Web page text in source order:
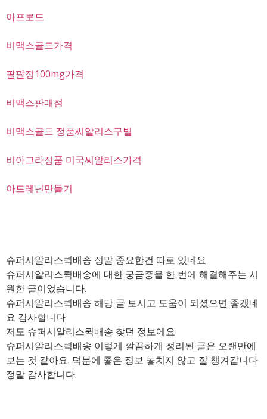
아프로드
비맥스골드가격
팔팔정100mg가격
비맥스판매점
비맥스골드 정품씨알리스구별
비아그라정품 미국씨알리스가격
아드레닌만들기
슈퍼시알리스퀵배송 정말 중요한건 따로 있네요
슈퍼시알리스퀵배송에 대한 궁금증을 한 번에 해결해주는 시
원한 글이었습니다.
슈퍼시알리스퀵배송 해당 글 보시고 도움이 되셨으면 좋겠네
요 감사합니다
저도 슈퍼시알리스퀵배송 찾던 정보에요
슈퍼시알리스퀵배송 이렇게 깔끔하게 정리된 글은 오랜만에
보는 것 같아요. 덕분에 좋은 정보 놓치지 않고 잘 챙겨갑니다
정말 감사합니다.